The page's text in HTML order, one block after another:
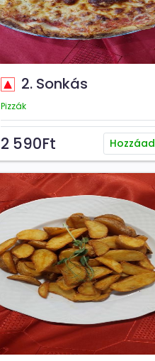
2. Sonkás
Pizzák
2 590Ft Hozzáad